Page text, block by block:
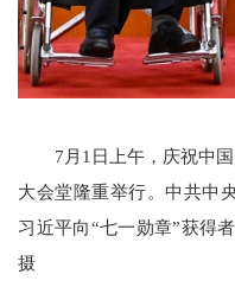
7月1日上午，庆祝中
大会堂隆重举行。中共中
习近平向“七一勋章”获得
摄